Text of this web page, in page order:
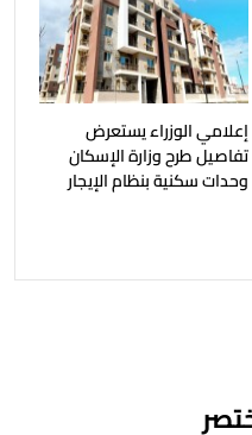
إعلامي الوزراء يستعرض
تفاصيل طرح وزارة الإسكان
وحدات سكنية بنظام الإيجار